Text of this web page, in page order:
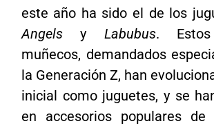
este año ha sido el de los
Angelsy Labubus. Estos
muñecos, demandados
la Generación Z, han
inicial como juguetes, y se
en accesorios populares